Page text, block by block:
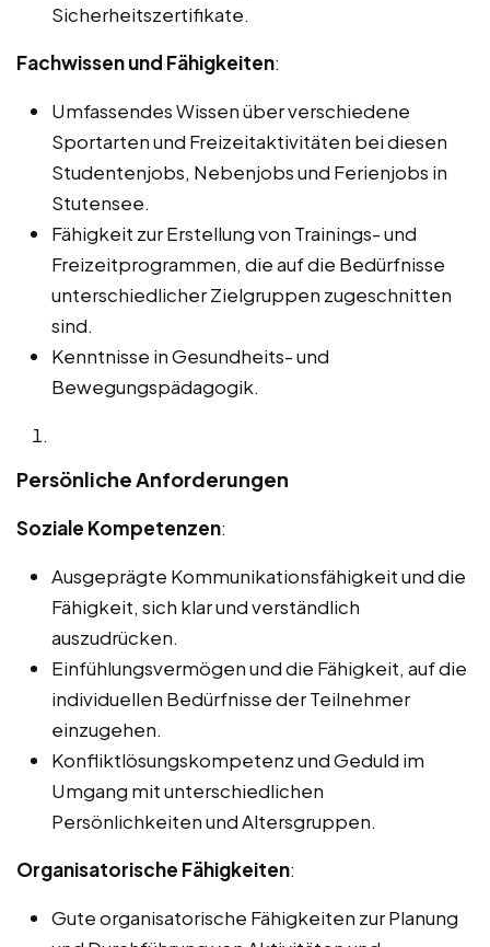
Sicherheitszertifikate.
Fachwissen und Fähigkeiten:
Umfassendes Wissen über verschiedene
Sportarten und Freizeitaktivitäten bei diesen
Studentenjobs, Nebenjobs und Ferienjobs in
Stutensee.
Fähigkeit zur Erstellung von Trainings- und
Freizeitprogrammen, die auf die Bedürfnisse
unterschiedlicher Zielgruppen zugeschnitten
sind.
Kenntnisse in Gesundheits- und
Bewegungspädagogik.
Persönliche Anforderungen
Soziale Kompetenzen:
Ausgeprägte Kommunikationsfähigkeit und die
Fähigkeit, sich klar und verständlich
auszudrücken.
Einfühlungsvermögen und die Fähigkeit, auf die
individuellen Bedürfnisse der Teilnehmer
einzugehen.
Konfliktlösungskompetenz und Geduld im
Umgang mit unterschiedlichen
Persönlichkeiten und Altersgruppen.
Organisatorische Fähigkeiten:
Gute organisatorische Fähigkeiten zur Planung